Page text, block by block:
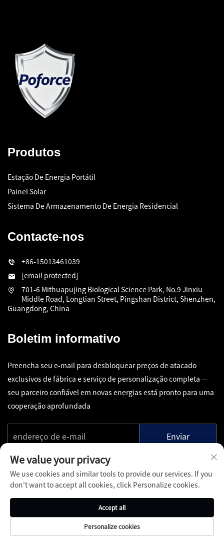
Produtos
Estação De Energia Portátil
Painel Solar
Sistema De Armazenamento De Energia Residencial
Contacte-nos
+86-15013461039
[email protected]
701-6 Mithuapujing Biological Science Park, No.9 Jinxiu
Middle Road, Longtian Street, Pingshan District, Shenzhen,
Guangdong, China
Boletim informativo
Preencha seu e-mail para desbloquear preços de atacado
exclusivos de fábrica e serviço de personalização completa —
seu parceiro confiável em novas energias está pronto para uma
cooperação aprofundada
Enviar
Copyright © Shenzhen Pinfang Chuangfu Technology Co., Ltd.
Todos os Direitos Reservados -
Contato Serviços
We value your privacy
We use cookies and similar tools to provide our services. If you
don't want to accept all cookies, click Personalize cookies.
Personalize cookies
Accept all